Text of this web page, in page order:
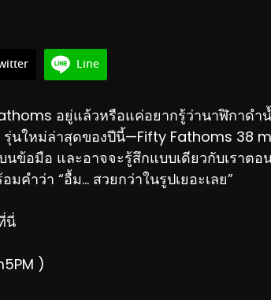
Line
อยู่แล้วหรือแค่อยากรู้ว่านาฬิกาดำน้
รุ่นใหม่ล่าสุดของปีนี้—Fifty Fathoms 38
นข้อมือ และอาจจะรู้สึกแบบเดียวกับเราตอ
คำว่า “อื้ม… สวยกว่าในรูปเยอะเลย”
นี่
)